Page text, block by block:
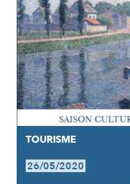
TOURISME
26/05/2020